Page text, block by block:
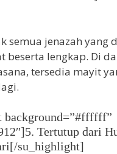
semua jenazah yang
beserta lengkap. Di
tersedia mayit
background=”#ffffff”
Tertutup dari
su_highlight]